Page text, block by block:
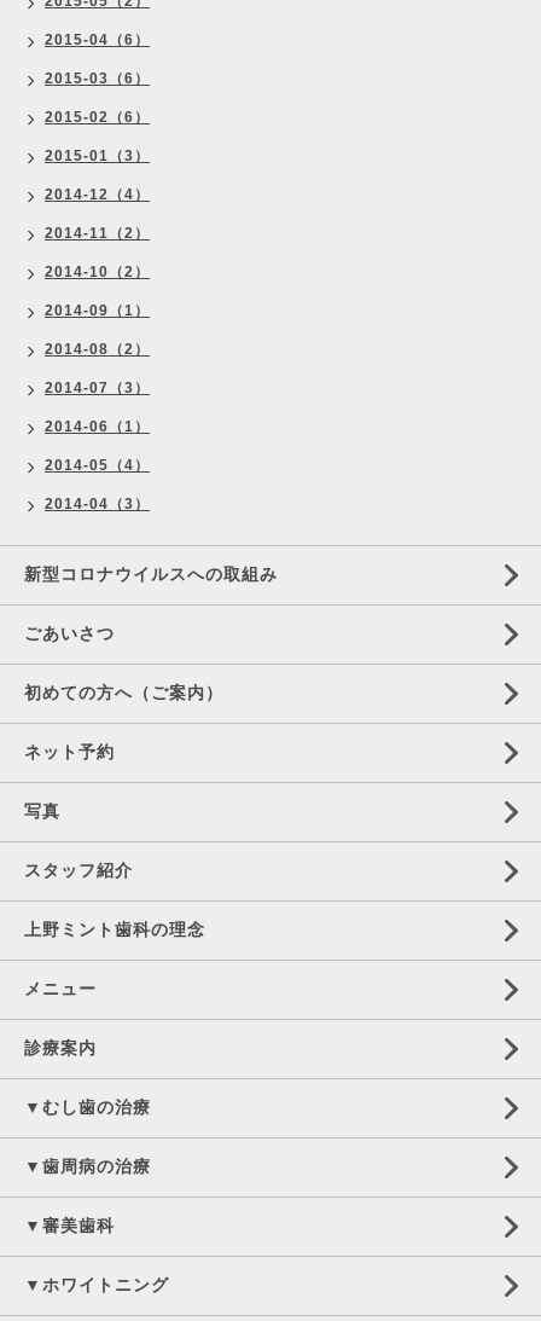
2015-04（6）
2015-03（6）
2015-02（6）
2015-01（3）
2014-12（4）
2014-11（2）
2014-10（2）
2014-09（1）
2014-08（2）
2014-07（3）
2014-06（1）
2014-05（4）
2014-04（3）
新型コロナウイルスへの取組み
ごあいさつ
初めての方へ（ご案内）
ネット予約
写真
スタッフ紹介
上野ミント歯科の理念
メニュー
診療案内
▼むし歯の治療
▼歯周病の治療
▼審美歯科
▼ホワイトニング